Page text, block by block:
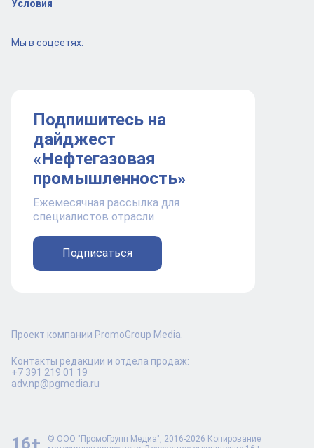
Условия
Мы в соцсетях:
Подпишитесь на
дайджест
«Нефтегазовая
промышленность»
Ежемесячная рассылка для
специалистов отрасли
Подписаться
Проект компании PromoGroup Media.
Контакты редакции и отдела продаж:
+7 391 219 01 19
adv.np@pgmedia.ru
© ООО "ПромоГрупп Медиа", 2016-2026 Копирование
16+